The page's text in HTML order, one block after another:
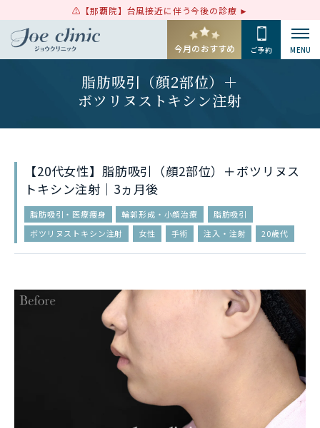
【那覇院】台風接近に伴う今後の診療
今月のおすすめ ご予約 MENU
脂肪吸引（顔2部位）＋
ボツリヌストキシン注射
【20代女性】脂肪吸引（顔2部位）＋ボツリヌス
トキシン注射｜3ヵ月後
脂肪吸引・医療痩身 輪郭形成・小顔治療
脂肪吸引
ボツリヌストキシン注射
女性 手術 注入・注射 20歳代